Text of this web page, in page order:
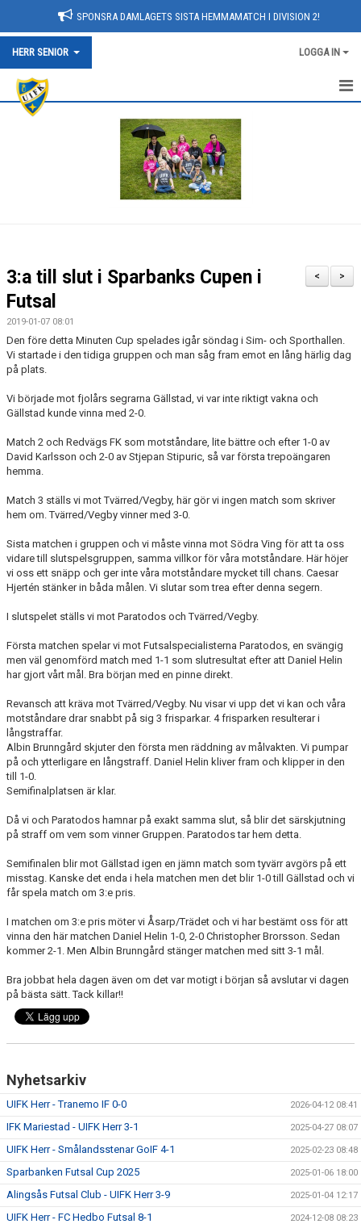
SPONSRA DAMLAGETS SISTA HEMMAMATCH I DIVISION 2!
HERR SENIOR LOGGA IN
NYHETER
DOKUMENT
KONTAKT
MATCHER
BORGÅS TANKAR
>
<
3:a till slut i Sparbanks Cupen i
Futsal
2019-01-07 08:01
Den före detta Minuten Cup spelades igår söndag i Sim- och Sporthallen.
Vi startade i den tidiga gruppen och man såg fram emot en lång härlig dag
på plats.
Vi började mot fjolårs segrarna Gällstad, vi var inte riktigt vakna och
Gällstad kunde vinna med 2-0.
Match 2 och Redvägs FK som motståndare, lite bättre och efter 1-0 av
David Karlsson och 2-0 av Stjepan Stipuric, så var första trepoängaren
hemma.
Match 3 ställs vi mot Tvärred/Vegby, här gör vi ingen match som skriver
hem om. Tvärred/Vegby vinner med 3-0.
Sista matchen i gruppen och vi måste vinna mot Södra Ving för att ta oss
vidare till slutspelsgruppen, samma villkor för våra motståndare. Här höjer
vi oss ett snäpp och ger inte våra motståndare mycket till chans. Caesar
Hjertén stänker in båda målen. Vi slutar som trea efter denna segern.
I slutspelet ställs vi mot Paratodos och Tvärred/Vegby.
Första matchen spelar vi mot Futsalspecialisterna Paratodos, en svängig
men väl genomförd match med 1-1 som slutresultat efter att Daniel Helin
har gjort vårt mål. Bra början med en pinne direkt.
Revansch att kräva mot Tvärred/Vegby. Nu visar vi upp det vi kan och våra
motståndare drar snabbt på sig 3 frisparkar. 4 frisparken resulterar i
långstraffar.
Albin Brunngård skjuter den första men räddning av målvakten. Vi pumpar
på och ytterligare en långstraff. Daniel Helin kliver fram och klipper in den
till 1-0.
Semifinalplatsen är klar.
Då vi och Paratodos hamnar på exakt samma slut, så blir det särskjutning
på straff om vem som vinner Gruppen. Paratodos tar hem detta.
Semifinalen blir mot Gällstad igen en jämn match som tyvärr avgörs på ett
misstag. Kanske det enda i hela matchen men det blir 1-0 till Gällstad och vi
får spela match om 3:e pris.
I matchen om 3:e pris möter vi Åsarp/Trädet och vi har bestämt oss för att
vinna den här matchen Daniel Helin 1-0, 2-0 Christopher Brorsson. Sedan
kommer 2-1. Men Albin Brunngård stänger matchen med sitt 3-1 mål.
Bra jobbat hela dagen även om det var motigt i början så avslutar vi dagen
på bästa sätt. Tack killar!!
Nyhetsarkiv
UIFK Herr - Tranemo IF 0-0 2026-04-12 08:41
IFK Mariestad - UIFK Herr 3-1 2025-04-27 08:07
UIFK Herr - Smålandsstenar GoIF 4-1 2025-02-23 08:48
Sparbanken Futsal Cup 2025 2025-01-06 18:00
Alingsås Futsal Club - UIFK Herr 3-9 2025-01-04 12:17
UIFK Herr - FC Hedbo Futsal 8-1 2024-12-08 08:23